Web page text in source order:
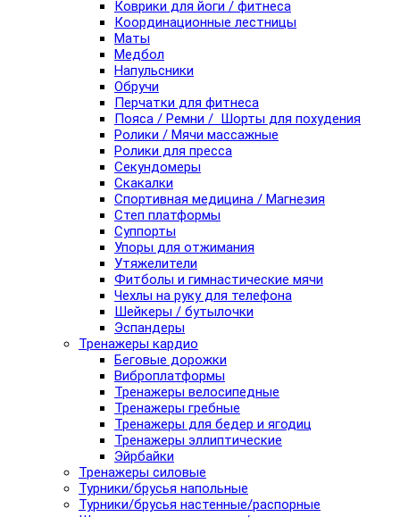
Коврики для йоги / фитнеса
Координационные лестницы
Маты
Медбол
Напульсники
Обручи
Перчатки для фитнеса
Пояса / Ремни / Шорты для похудения
Ролики / Мячи массажные
Ролики для пресса
Секундомеры
Скакалки
Спортивная медицина / Магнезия
Степ платформы
Суппорты
Упоры для отжимания
Утяжелители
Фитболы и гимнастические мячи
Чехлы на руку для телефона
Шейкеры / бутылочки
Эспандеры
Тренажеры кардио
Беговые дорожки
Виброплатформы
Тренажеры велосипедные
Тренажеры гребные
Тренажеры для бедер и ягодиц
Тренажеры эллиптические
Эйрбайки
Тренажеры силовые
Турники/брусья напольные
Турники/брусья настенные/распорные